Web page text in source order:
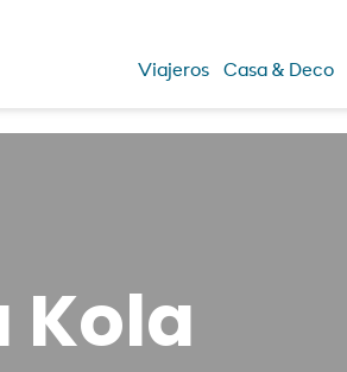
Viajeros Casa & Deco
Kola